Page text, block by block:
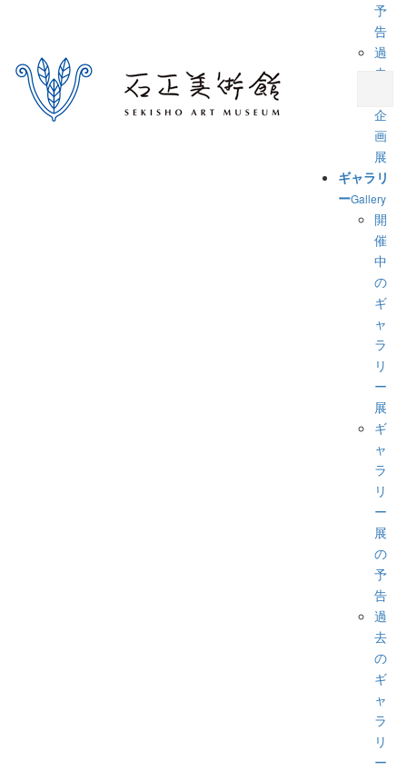
予
告
過
去
企
画
展
ギャラリ
ーGallery
開
催
中
の
ギ
ャ
ラ
リ
ー
展
ギ
ャ
ラ
リ
ー
展
の
予
告
過
去
の
ギ
ャ
ラ
リ
ー